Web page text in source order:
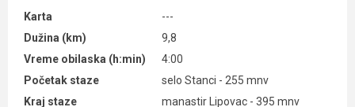
Karta
---
Dužina (km)
9,8
Vreme obilaska (h:min)
4:00
Početak staze
selo Stanci - 255 mnv
Kraj staze
manastir Lipovac - 395 mnv